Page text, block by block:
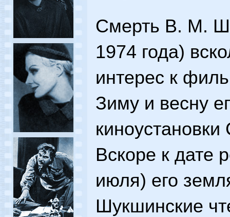
Смерть В. М.
1974 года)
интерес к
Зиму и весну
Вскоре к дате
июля) его
Шукшинские